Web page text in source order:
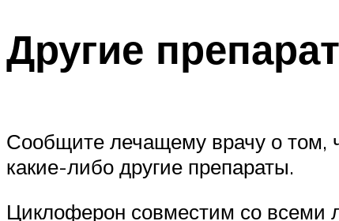
Другие
Сообщите лечащему врачу о том,
какие-либо другие препараты.
Циклоферон совместим со всеми